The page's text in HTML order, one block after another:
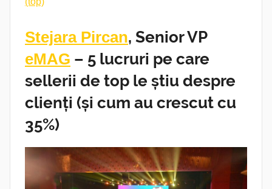
Stejara Pircan, Senior VP
eMAG – 5 lucruri pe care
sellerii de top le știu despre
clienți (și cum au crescut cu
35%)